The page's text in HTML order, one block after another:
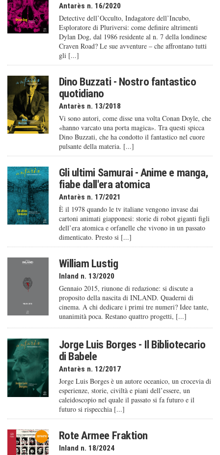
Antarès n. 16/2020
Detective dell’Occulto, Indagatore dell’Incubo,
Esploratore di Pluriversi: come definire altrimenti
Dylan Dog, dal 1986 residente al n. 7 della londinese
Craven Road? Le sue avventure – che affrontano tutti
gli [...]
Dino Buzzati - Nostro fantastico
quotidiano
Antarès n. 13/2018
Vi sono autori, come disse una volta Conan Doyle, che
«hanno varcato una porta magica». Tra questi spicca
Dino Buzzati, che ha condotto il fantastico nel cuore
pulsante della materia. [...]
Gli ultimi Samurai - Anime e manga,
fiabe dall'era atomica
Antarès n. 17/2021
È il 1978 quando le tv italiane vengono invase dai
cartoni animati giapponesi: storie di robot giganti figli
dell’era atomica e orfanelle che vivono in un passato
dimenticato. Presto si [...]
William Lustig
Inland n. 13/2020
Gennaio 2015, riunone di redazione: si discute a
proposito della nascita di INLAND. Quaderni di
cinema. A chi dedicare i primi tre numeri? Idee tante,
unanimità poca. Restano quattro progetti, [...]
Jorge Luis Borges - Il Bibliotecario
di Babele
Antarès n. 12/2017
Jorge Luis Borges è un autore oceanico, un crocevia di
esperienze, storie, civiltà e piani dell’essere, un
caleido­scopio nel quale il passato si fa futuro e il
futuro si rispecchia [...]
Rote Armee Fraktion
Inland n. 18/2024